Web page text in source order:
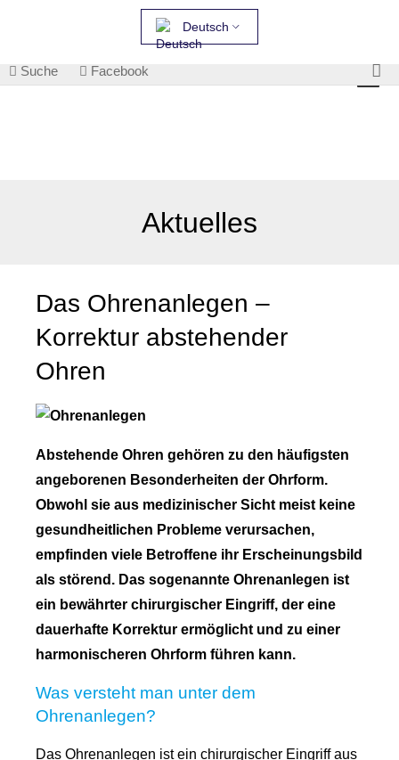
Deutsch
Suche Facebook
Aktuelles
Das Ohrenanlegen –
Korrektur abstehender
Ohren
Abstehende Ohren gehören zu den häufigsten
angeborenen Besonderheiten der Ohrform.
Obwohl sie aus medizinischer Sicht meist keine
gesundheitlichen Probleme verursachen,
empfinden viele Betroffene ihr Erscheinungsbild
als störend. Das sogenannte Ohrenanlegen ist
ein bewährter chirurgischer Eingriff, der eine
dauerhafte Korrektur ermöglicht und zu einer
harmonischeren Ohrform führen kann.
Was versteht man unter dem
Ohrenanlegen?
Das Ohrenanlegen ist ein chirurgischer Eingriff aus